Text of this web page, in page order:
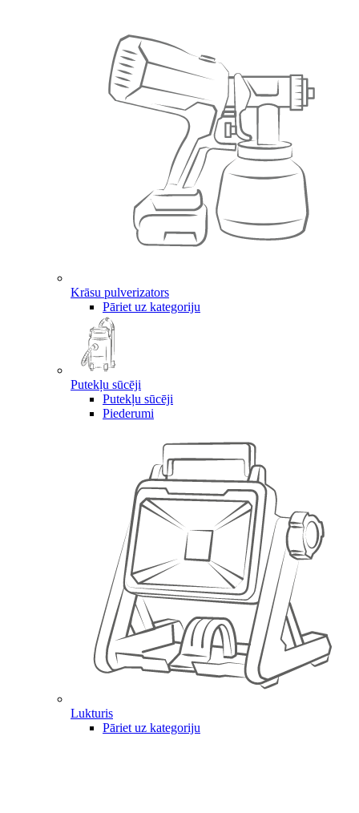
Krāsu pulverizators
Pāriet uz kategoriju
Putekļu sūcēji
Putekļu sūcēji
Piederumi
Lukturis
Pāriet uz kategoriju